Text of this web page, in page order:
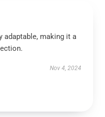
adaptable, making it a
Nov 4, 2024